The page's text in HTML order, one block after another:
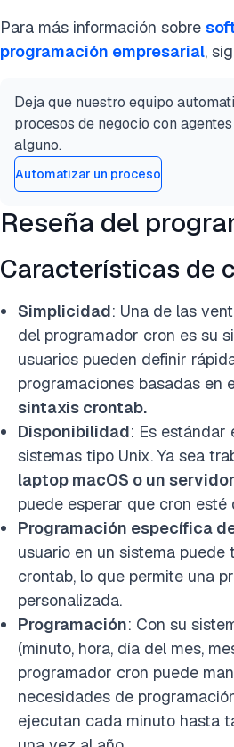
Para más información sobre
programación empresarial,
Deja que nuestro equipo
procesos de negocio con
alguno.
Automatizar un proceso
Reseña del
Características de
Simplicidad: Una de las
del programador cron es su
usuarios pueden definir
programaciones basadas en
sintaxis crontab.
Disponibilidad: Es estándar
sistemas tipo Unix. Ya sea
laptop macOS o un
puede esperar que cron esté
Programación específica
usuario en un sistema puede
crontab, lo que permite una
personalizada.
Programación: Con su
(minuto, hora, día del mes,
programador cron puede
necesidades de
ejecutan cada minuto hasta